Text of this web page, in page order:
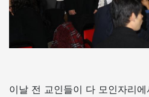
이날 전 교인들이 다 모인자리